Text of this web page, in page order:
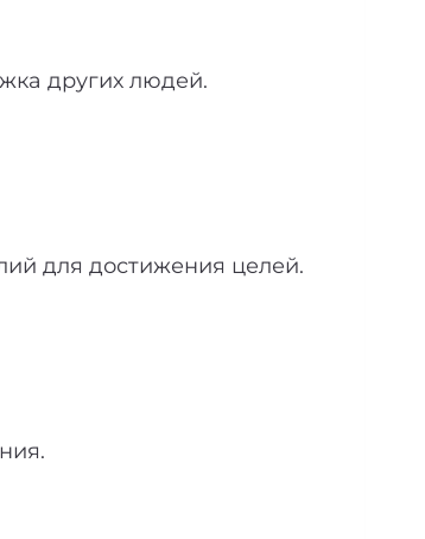
других людей.
для достижения целей.